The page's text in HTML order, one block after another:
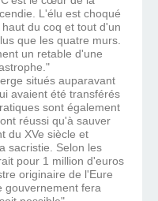
L'élu est choqué
du coq et tout d'un
que les quatre murs.
un retable d'une
situés auparavant
avaient été transférés
sont également
réussi qu'à sauver
du XVe siècle et
sacristie. Selon les
pour 1 million d'euros
originaire de l'Eure
gouvernement fera